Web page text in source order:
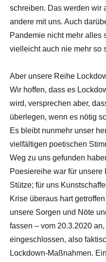
schreiben. Das werden wir
andere mit uns. Auch
Pandemie nicht mehr alles
vielleicht auch nie mehr so
Aber unsere Reihe
Wir hoffen, dass es
wird, versprechen aber,
überlegen, wenn es nötig
Es bleibt nunmehr unser
vielfältigen poetischen
Weg zu uns gefunden
Poesiereihe war für
Stütze; für uns
Krise überaus hart
unsere Sorgen und Nöte
fassen – vom 20.3.2020
eingeschlossen, also
Lockdown-Maßnahmen.